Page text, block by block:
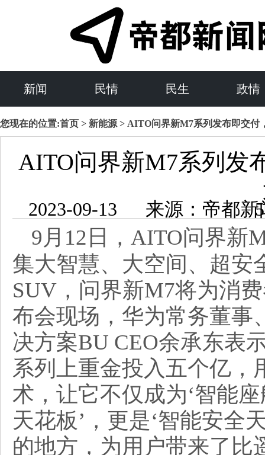
新闻 民情 民生 政情
您现在的位置:首页 > 新能源 > AITO问界新M7系列发布即交付
AITO问界新M7系列发
2023-09-
9月12日， AITO问界新
集大智慧、大空间、超安
SUV，问界新M7将为消
布会现场，华为常务董事
决方案BU CEO余承东表
系列上重金投入五个亿，
术，让它不仅成为‘智能
天花板’，更是‘智能安全
的地方，为用户带来了比